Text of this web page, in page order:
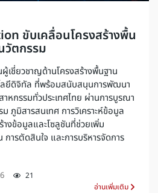
ขับเคลื่อนโครงสร้างพื้น
วัตกรรม
เชี่ยวชาญด้านโครงสร้างพื้นฐาน
ลยีดิจิทัล ที่พร้อมสนับสนุนการพัฒนา
หกรรมทั่วประเทศไทย ผ่านการบูรณา
ภูมิสารสนเทศ การวิเคราะห์ข้อมูล
งข้อมูลและโซลูชันที่ช่วยเพิ่ม
การตัดสินใจ และการบริหารจัดการ
21
อ่านเพิ่มเติม